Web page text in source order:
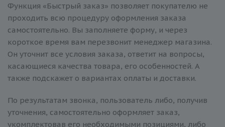
Функция «Быстрый заказ» позволяет покупателю не
проходить всю процедуру оформления заказа
самостоятельно. Вы заполняете форму, и через
короткое время вам перезвонит менеджер магазина.
Он уточнит все условия заказа, ответит на вопросы,
касающиеся качества товара, его особенностей. А
также подскажет о вариантах оплаты и доставки.
По результатам звонка, пользователь либо, получив
уточнения, самостоятельно оформляет заказ,
укомплектовав его необходимыми позициями, либо